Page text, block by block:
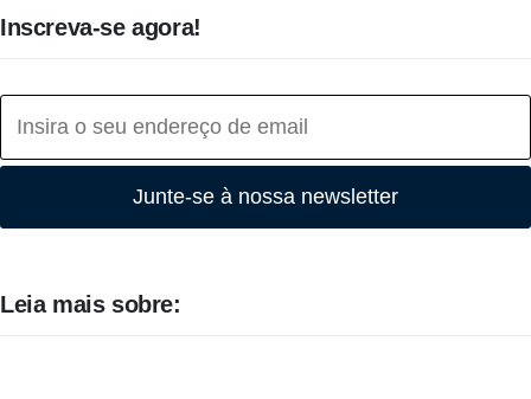
Inscreva-se agora!
Junte-se à nossa newsletter
Leia mais sobre: